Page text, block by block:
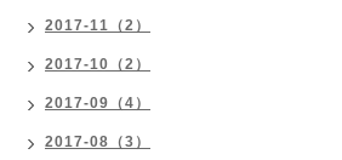
2017-11（2）
2017-10（2）
2017-09（4）
2017-08（3）